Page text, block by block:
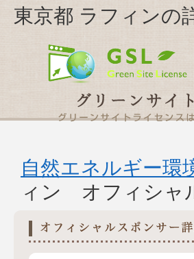
東京都 ラフィンの
自然エネルギー環
ィン オフィシャ